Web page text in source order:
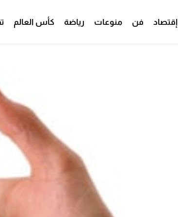
إقتصاد فن منوعات رياضة كأس العالم